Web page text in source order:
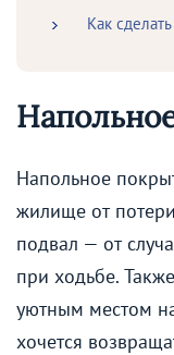
Как
Напольное
жилище от
подвал — от
при ходьбе.
уютным местом
хочется